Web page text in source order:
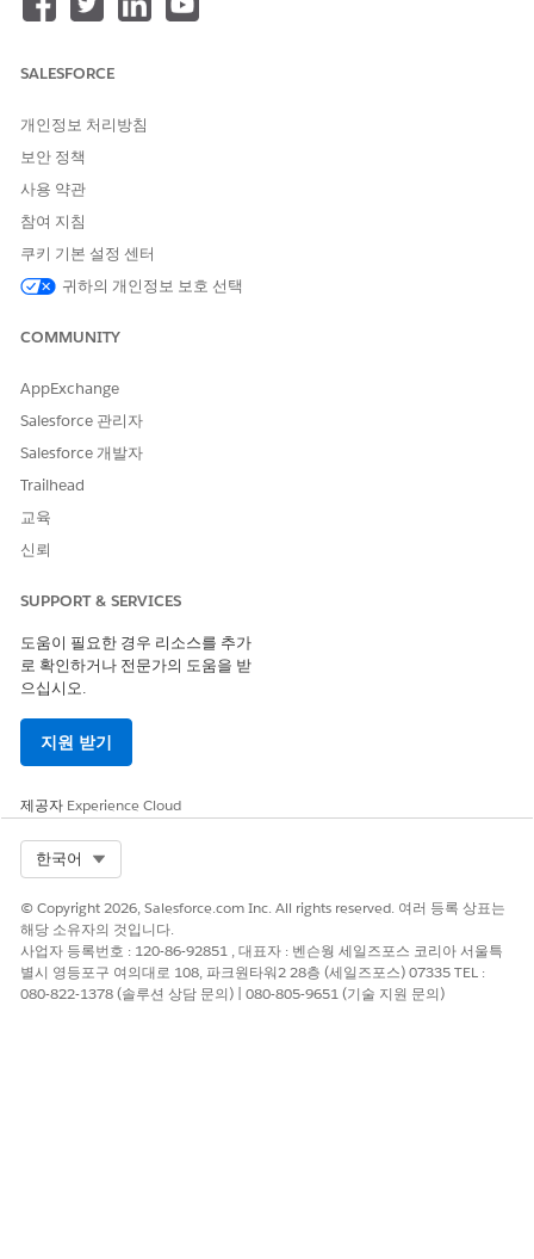
지원 제품: Nonprofit Cloud를 사용하는
노트기프트 항목 그리드 사용자 정의는 조직의 요구에 충분하지
않은 경우 숙련된 Salesforce 관리자, 개발자, 컨설턴트를 위해
고안되었습니다.
사용자 지정 Lightning 웹 구성 요소는 특정 요구 사항을 충족
요소로 사용할 수 있습니다.
교육의 선물 항목 그리드에 사용자 지정 Lightning 웹 구성 요
소
사용자 지정 Lightning 웹 구성 요소가 기프트 항목 그리드에서
교육의 Lightning 웹 구성 요소 구성
선물 항목 그리드에서 사용할 수 있는 세 가지 배치 유형인 후처
이 기사를 통해 문제를 해결했습니까?
SALESFORCE
개인정보 처리방침
보안 정책
사용 약관
참여 지침
쿠키 기본 설정 센터
귀하의 개인정보 보호 선택
COMMUNITY
AppExchange
Salesforce 관리자
Salesforce 개발자
Trailhead
교육
신뢰
SUPPORT & SERVICES
도움이 필요한 경우 리소스를 추가
로 확인하거나 전문가의 도움을 받
으십시오.
지원 받기
제공자 Experience Cloud
한국어
© Copyright 2026, Salesforce.com Inc. All rights reserved. 여러 등록 상표는
해당 소유자의 것입니다.
사업자 등록번호 : 120-86-92851 , 대표자 : 벤슨웡 세일즈포스 코리아 서울특
별시 영등포구 여의대로 108, 파크원타워2 28층 (세일즈포스) 07335 TEL :
080-822-1378 (솔루션 상담 문의) | 080-805-9651 (기술 지원 문의)